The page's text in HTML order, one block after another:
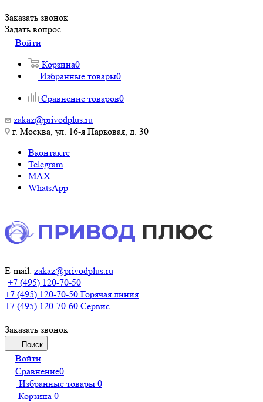
Заказать звонок
Задать вопрос
Войти
Корзина0
Избранные товары0
Сравнение товаров0
zakaz@privodplus.ru
г. Москва, ул. 16-я Парковая, д. 30
Вконтакте
Telegram
MAX
WhatsApp
E-mail: zakaz@privodplus.ru
+7 (495) 120-70-50
+7 (495) 120-70-50 Горячая линия
+7 (495) 120-70-60 Сервис
Заказать звонок
Поиск
Войти
Сравнение0
Избранные товары 0
Корзина 0